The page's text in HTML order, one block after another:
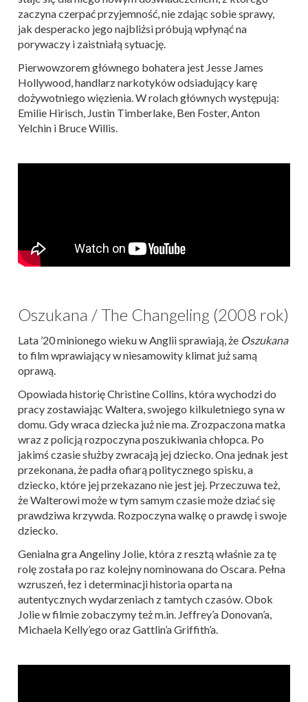
zaczyna czerpać przyjemność, nie zdając sobie sprawy,
jak desperacko jego najbliżsi próbują wpłynąć na
porywaczy i zaistniałą sytuację.
Pierwowzorem głównego bohatera jest Jesse James
Hollywood, handlarz narkotyków odsiadujący karę
dożywotniego więzienia. W rolach głównych występują:
Emilie Hirisch, Justin Timberlake, Ben Foster, Anton
Yelchin i Bruce Willis.
Oszukana / The Changeling (2008 rok)
Lata ’20 minionego wieku w Anglii sprawiają, że Oszukana
to film wprawiający w niesamowity klimat już samą
oprawą.
Opowiada historię Christine Collins, która wychodzi do
pracy zostawiając Waltera, swojego kilkuletniego syna w
domu. Gdy wraca dziecka już nie ma. Zrozpaczona matka
wraz z policją rozpoczyna poszukiwania chłopca. Po
jakimś czasie służby zwracają jej dziecko. Ona jednak jest
przekonana, że padła ofiarą politycznego spisku, a
dziecko, które jej przekazano nie jest jej. Przeczuwa też,
że Walterowi może w tym samym czasie może dziać się
prawdziwa krzywda. Rozpoczyna walkę o prawdę i swoje
dziecko.
Genialna gra Angeliny Jolie, która z resztą właśnie za tę
rolę została po raz kolejny nominowana do Oscara. Pełna
wzruszeń, łez i determinacji historia oparta na
autentycznych wydarzeniach z tamtych czasów. Obok
Jolie w filmie zobaczymy też m.in. Jeffrey’a Donovan’a,
Michaela Kelly’ego oraz Gattlin’a Griffith’a.